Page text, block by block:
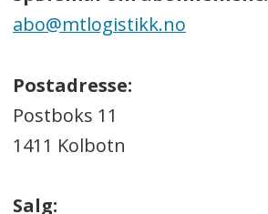
abo@mtlogistikk.no
Postadresse:
Postboks 11
1411 Kolbotn
Salg: